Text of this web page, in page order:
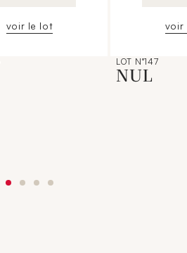
voir le lot voir
LOT N°147
NUL